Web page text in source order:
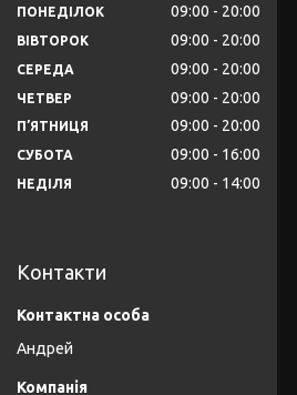
ПОНЕДІЛОК 09:00 20:00
ВІВТОРОК 09:00 20:00
СЕРЕДА 09:00 20:00
ЧЕТВЕР 09:00 20:00
ПʼЯТНИЦЯ 09:00 20:00
СУБОТА 09:00 16:00
НЕДІЛЯ 09:00 14:00
Контакти
Андрей